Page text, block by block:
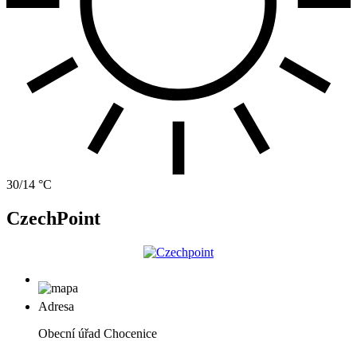
30/14 °C
CzechPoint
Adresa
Obecní úřad Chocenice